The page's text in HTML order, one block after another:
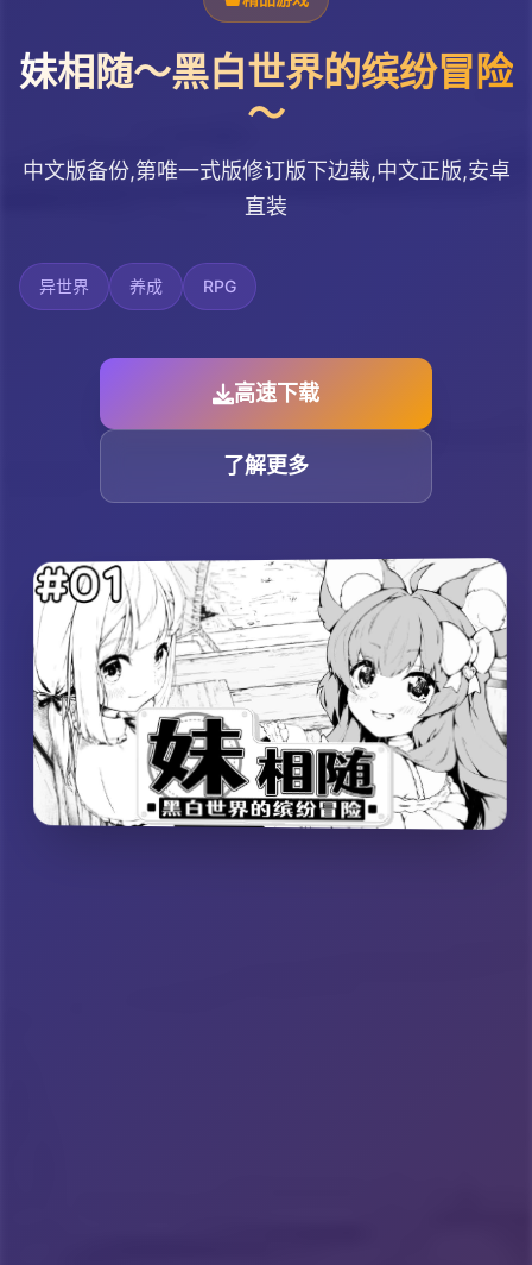
妹相随～黑白世界的缤纷冒险
～
中文版备份,第唯一式版修订版下边载,中文正版,安卓
直装
异世界 养成 RPG
高速下载
了解更多